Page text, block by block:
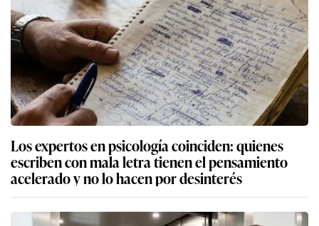
Los expertos en psicología coinciden: quienes
escriben con mala letra tienen el pensamiento
acelerado y no lo hacen por desinterés